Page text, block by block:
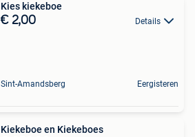
Kies kiekeboe
€ 2,00 Details
Sint-Amandsberg Eergisteren
Kiekeboe en Kiekeboes